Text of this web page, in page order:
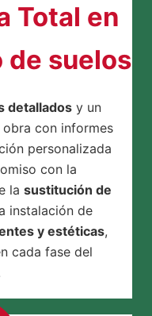
Total en
de suelos
detallados y un
con informes
personalizada
con la
la sustitución de
instalación de
y estéticas,
cada fase del